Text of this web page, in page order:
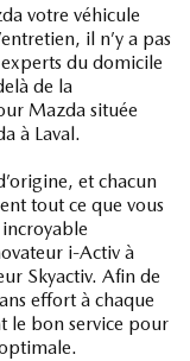
votre véhicule
il n’y a pas
du domicile
de la
Mazda située
à Laval.
et chacun
tout ce que vous
i-Activ à
Skyactiv. Afin de
effort à chaque
le bon service pour